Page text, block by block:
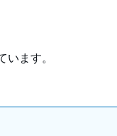
ます。